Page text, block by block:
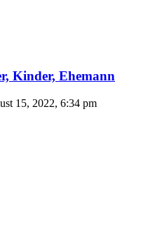
Kinder, Ehemann
15, 2022, 6:34 pm